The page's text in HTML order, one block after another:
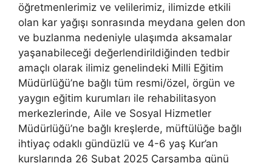
öğretmenlerimiz ve velilerimiz, ilimizde etkili
olan kar yağışı sonrasında meydana gelen don
ve buzlanma nedeniyle ulaşımda aksamalar
yaşanabileceği değerlendirildiğinden tedbir
amaçlı olarak ilimiz genelindeki Milli Eğitim
Müdürlüğü’ne bağlı tüm resmi/özel, örgün ve
yaygın eğitim kurumları ile rehabilitasyon
merkezlerinde, Aile ve Sosyal Hizmetler
Müdürlüğü’ne bağlı kreşlerde, müftülüğe bağlı
ihtiyaç odaklı gündüzlü ve 4-6 yaş Kur’an
kurslarında 26 Şubat 2025 Çarşamba günü